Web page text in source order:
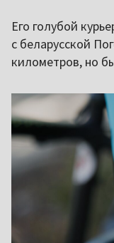
Его голубой
с беларусской
километров, но